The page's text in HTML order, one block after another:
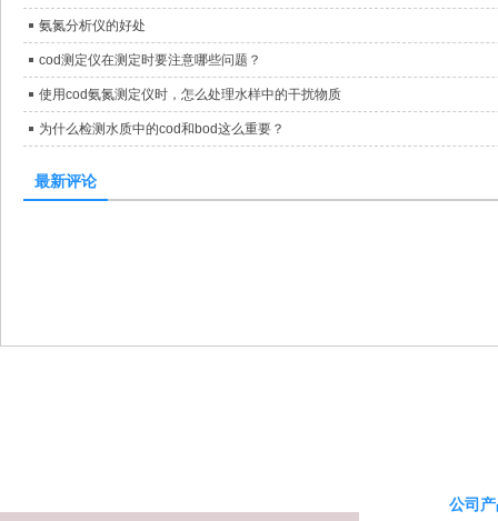
氨氮分析仪的好处
cod测定仪在测定时要注意哪些问题？
使用cod氨氮测定仪时，怎么处理水样中的干扰物质
为什么检测水质中的cod和bod这么重要？
最新评论
公司